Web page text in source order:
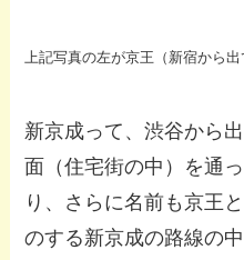
上記写真の左が京王（新宿から
新京成って、渋谷から
面（住宅街の中）を通
り、さらに名前も京王
のする新京成の路線の